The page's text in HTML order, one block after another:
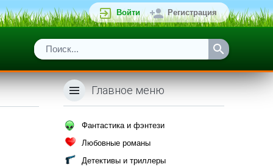
Войти Регистрация
Главное меню
Фантастика и фэнтези
Любовные романы
Детективы и триллеры